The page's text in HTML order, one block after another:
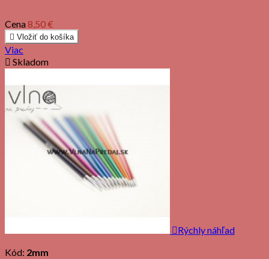
Cena 8,50 €
 Vložiť do košíka
Viac
 Skladom
Rýchly náhľad
Kód: 2mm